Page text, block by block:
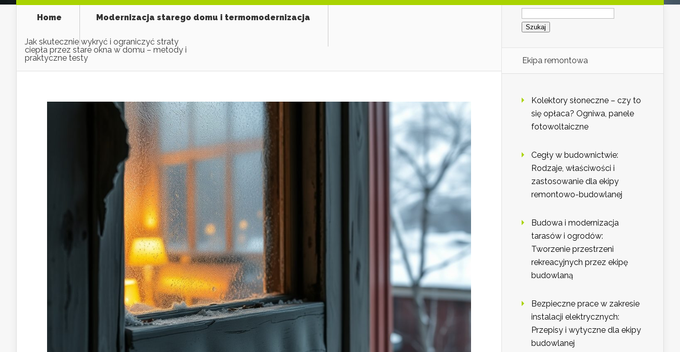
Home Modernizacja starego domu i termomodernizacja
Jak skutecznie wykryć i ograniczyć straty
ciepła przez stare okna w domu – metody i
praktyczne testy
Szukaj:
Ekipa remontowa
Kolektory słoneczne – czy to
się opłaca? Ogniwa, panele
fotowoltaiczne
Cegły w budownictwie:
Rodzaje, właściwości i
zastosowanie dla ekipy
remontowo-budowlanej
Budowa i modernizacja
tarasów i ogrodów:
Tworzenie przestrzeni
rekreacyjnych przez ekipę
budowlaną
Bezpieczne prace w zakresie
instalacji elektrycznych:
Przepisy i wytyczne dla ekipy
budowlanej